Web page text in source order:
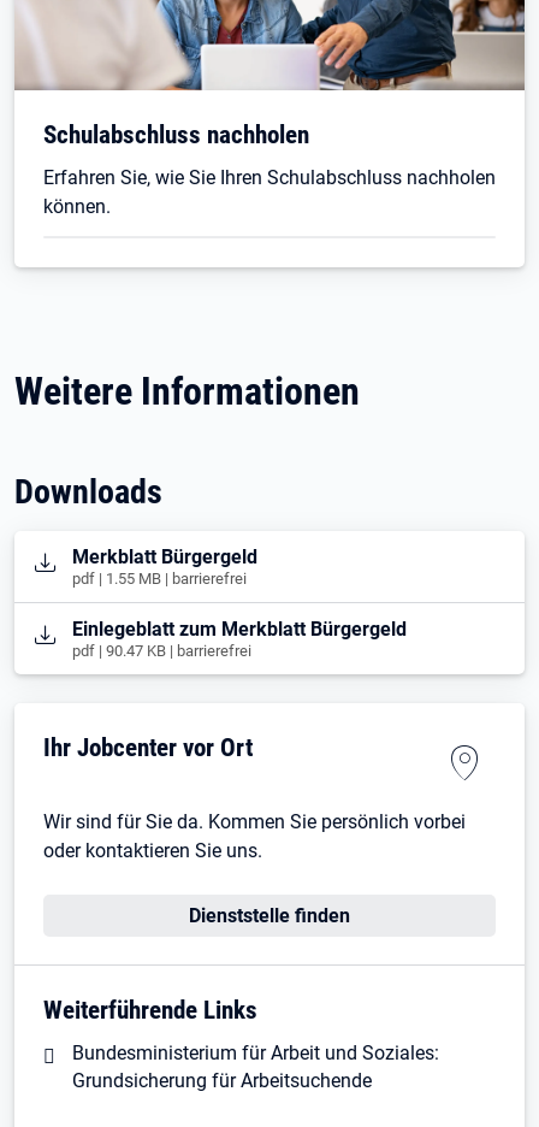
Schulabschluss nachholen
Erfahren Sie, wie Sie Ihren Schulabschluss nachholen
können.
Weitere Informationen
Downloads
Öffnet in neuem Tab
Merkblatt Bürgergeld
pdf | 1.55 MB | barrierefrei
Öffnet in neuem Tab
Einlegeblatt zum Merkblatt Bürgergeld
pdf | 90.47 KB | barrierefrei
Ihr Jobcenter vor Ort
Wir sind für Sie da. Kommen Sie persönlich vorbei
oder kontaktieren Sie uns.
Dienststelle finden
Weiterführende Links
Bundesministerium für Arbeit und Soziales:
Grundsicherung für Arbeitsuchende